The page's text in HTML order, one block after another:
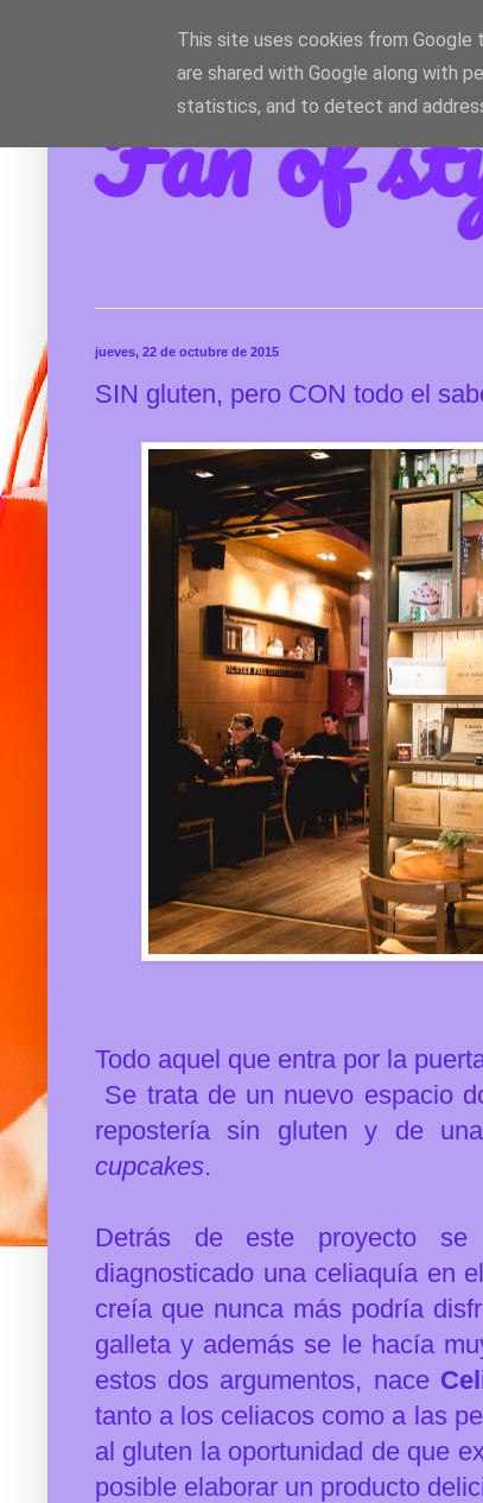
Fan of
jueves, 22 de octubre de 2015
SIN gluten, pero CON todo el
Todo aquel que entra por la
Se trata de un nuevo espacio
repostería sin gluten y de
cupcakes.
Detrás de este proyecto
diagnosticado una celiaquía en
creía que nunca más podría
galleta y además se le hacía
estos dos argumentos, nace
tanto a los celiacos como a las
al gluten la oportunidad de que
posible elaborar un producto
This site uses cookies from Google
are shared with Google along with
statistics, and to detect and